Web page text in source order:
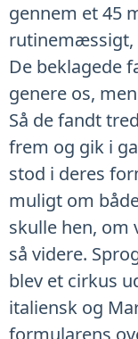
gennem et 45
rutinemæssigt,
De beklagede
genere os,
Så de fandt
frem og gik i
stod i deres
muligt om
skulle hen, om
så videre.
blev et cirkus
italiensk og